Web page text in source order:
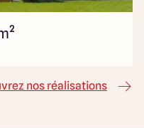
nos réalisations